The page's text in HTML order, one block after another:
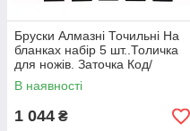
Бруски Алмазнi Точильні На
бланках набір 5 шт..Толичка
для ножів. Заточка Код/
Артикул
В наявності
1 044 ₴